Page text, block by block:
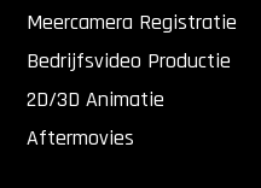
Meercamera Registratie
Bedrijfsvideo Productie
2D/3D Animatie
Aftermovies